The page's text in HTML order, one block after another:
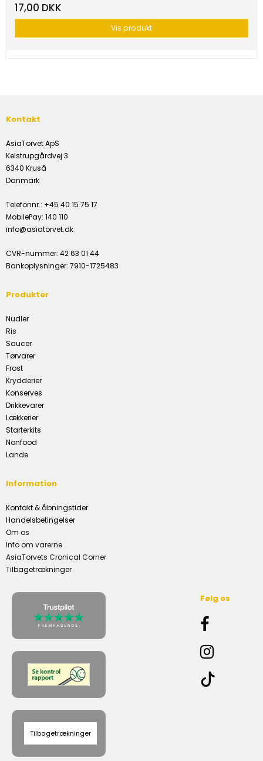
17,00 DKK
Vis produkt
Kontakt
AsiaTorvet ApS
Kelstrupgårdvej 3
6340 Kruså
Danmark
Telefonnr.: +45 40 15 75 17
MobilePay: 140 110
info@asiatorvet.dk
CVR-nummer: 42 63 01 44
Bankoplysninger: 7910-1725483
Produkter
Nudler
Ris
Saucer
Tørvarer
Frost
Krydderier
Konserves
Drikkevarer
Lækkerier
Starterkits
Nonfood
Lande
Information
Kontakt & åbningstider
Handelsbetingelser
Om os
Info om varerne
AsiaTorvets Cronical Corner
Tilbagetrækninger
Tilbagetrækninger
Følg os